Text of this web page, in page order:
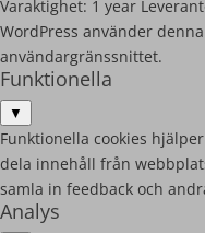
Varaktighet: 1 year
WordPress använder
användargränssnittet.
Funktionella
▼
Funktionella cookies
dela innehåll från
samla in feedback och
Analys